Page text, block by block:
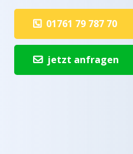
01761 79 787 70
jetzt anfragen